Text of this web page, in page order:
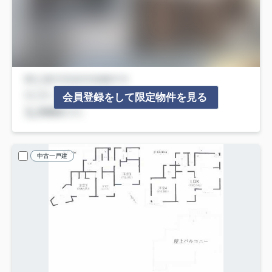
会員登録をして限定物件を見る
中古一戸建